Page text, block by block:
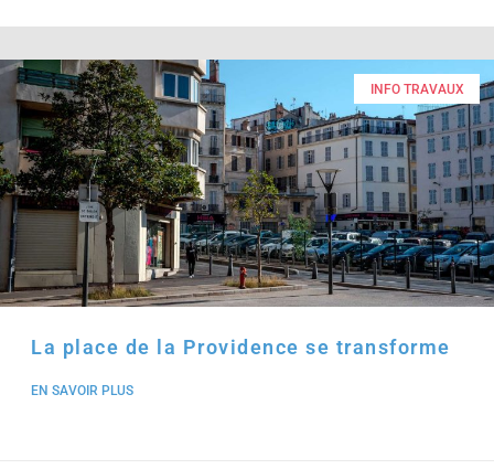
INFO TRAVAUX
La place de la Providence se transforme
EN SAVOIR PLUS